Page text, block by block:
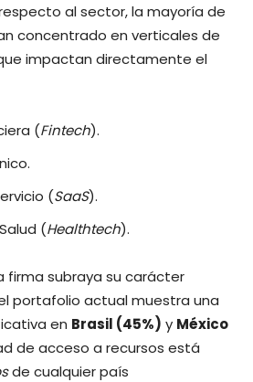
al sector, la mayoría de
concentrado en verticales de
impactan directamente el
(Fintech).
(SaaS).
(Healthtech).
firma subraya su carácter
portafolio actual muestra una
en Brasil (45%) y México
de acceso a recursos está
de cualquier país